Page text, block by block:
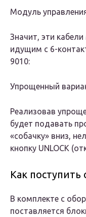
Модуль
Значит, эти
идущим с 6-
9010:
Упрощенный
Реализовав
будет подавать
«собачку» вниз,
кнопку UNLOCK
Как поступить
В комплекте с
поставляется